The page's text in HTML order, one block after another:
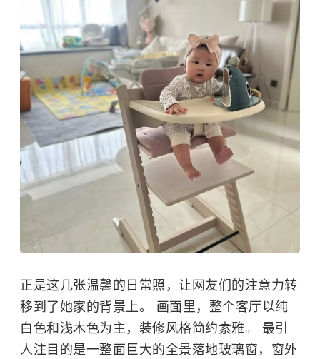
正是这几张温馨的日常照，让网友们的注意力转
移到了她家的背景上。 画面里，整个客厅以纯
白色和浅木色为主，装修风格简约素雅。 最引
人注目的是一整面巨大的全景落地玻璃窗，窗外